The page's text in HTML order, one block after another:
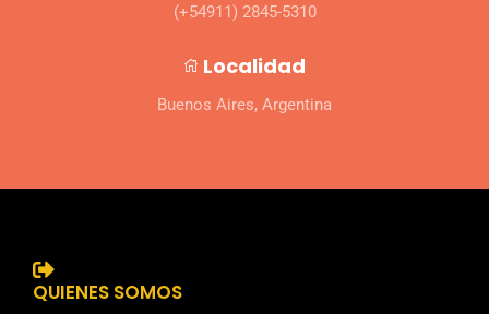
(+54911) 2845-5310
Localidad
Buenos Aires, Argentina
QUIENES SOMOS